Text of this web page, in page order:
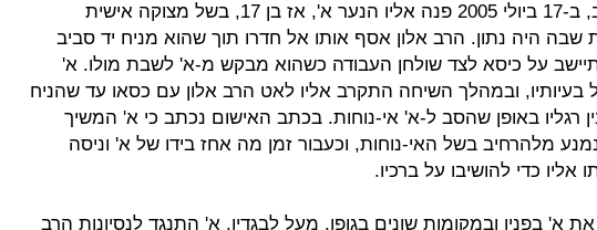
לפי הכתוב, ב-17 ביולי 2005 פנה אליו הנער א', אז בן 17, בשל מצוקה אישית
שבה היה נתון. הרב אלון אסף אותו אל חדרו תוך שהוא מניח יד סביב
על כיסא לצד שולחן העבודה כשהוא מבקש מ-א' לשבת מולו. א'
בעיותיו, ובמהלך השיחה התקרב אליו לאט הרב אלון עם כסאו עד שהניח
רגליו באופן שהסב ל-א' אי-נוחות. בכתב האישום נכתב כי א' המשיך
מלהרחיב בשל האי-נוחות, וכעבור זמן מה אחז בידו של א' וניסה
אליו כדי להושיבו על ברכיו.
א' בפניו ובמקומות שונים בגופו, מעל לבגדיו. א' התנגד לנסיונות הרב